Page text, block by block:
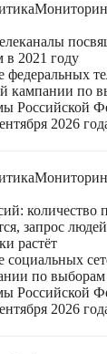
в 2021 году
кампании по
Российской
2026
количество
запрос
растёт
по выборам
Российской
2026